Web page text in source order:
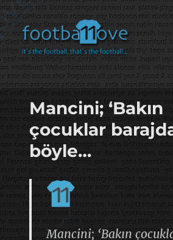
footbaLLove
Mancini; ‘Bakın
çocuklar
böyle…
Mancini; ‘Bakın